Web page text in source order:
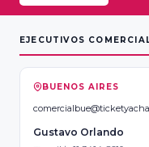
EJECUTIVOS
BUENOS AIRES
Gustavo Orlando